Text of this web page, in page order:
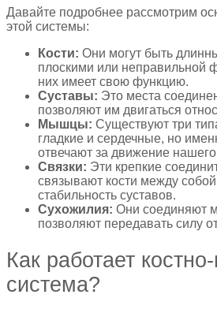
Давайте подробнее рассмотрим
этой системы:
Кости: Они могут быть
плоскими или неправильной
них имеет свою функцию.
Суставы: Это места
позволяют им двигаться
Мышцы: Существуют три
гладкие и сердечные, но
отвечают за движение нашего
Связки: Эти крепкие
связывают кости между
стабильность суставов.
Сухожилия: Они соединяют
позволяют передавать силу
Как работает
система?